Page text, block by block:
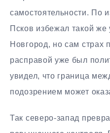
самостоятельности. По
Псков избежал такой же
Новгород, но сам страх
расправой уже был
увидел, что граница
подозрением может
Так северо-запад